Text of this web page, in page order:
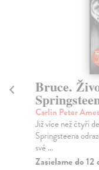
Bruce.
Carlin Peter Ames
Již více než čtyři
Springsteena
své ...
Zasielame do 12